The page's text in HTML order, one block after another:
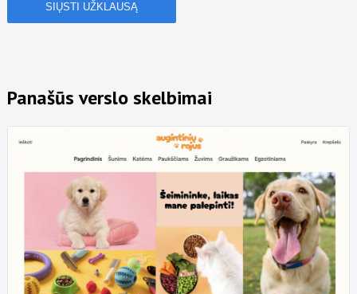
Panašūs verslo skelbimai